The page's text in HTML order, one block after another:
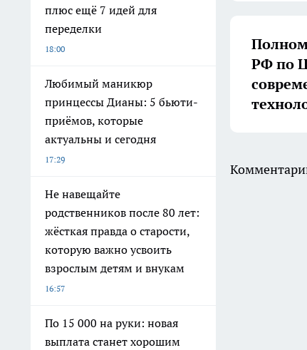
плюс ещё 7 идей для
переделки
18:00
Любимый маникюр
принцессы Дианы: 5 бьюти-
приёмов, которые
актуальны и сегодня
17:29
Не навещайте
родственников после 80 лет:
жёсткая правда о старости,
которую важно усвоить
взрослым детям и внукам
16:57
По 15 000 на руки: новая
выплата станет хорошим
РФ по